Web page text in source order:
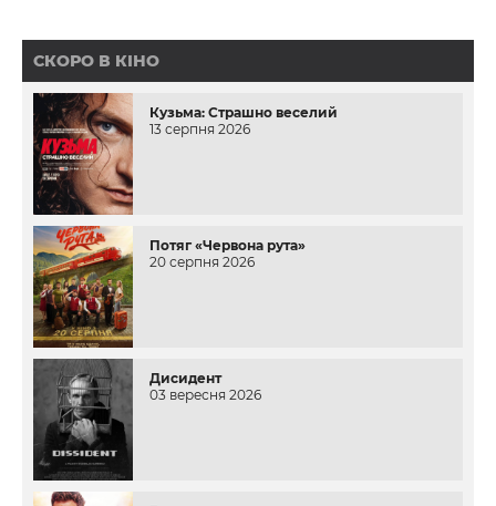
СКОРО В КІНО
Кузьма: Страшно веселий
13 серпня 2026
Потяг «Червона рута»
20 серпня 2026
Дисидент
03 вересня 2026